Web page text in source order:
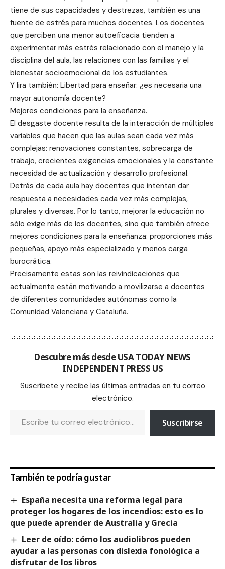
tiene de sus capacidades y destrezas, también es una
fuente de estrés para muchos docentes. Los docentes
que perciben una menor autoeficacia tienden a
experimentar más estrés relacionado con el manejo y la
disciplina del aula, las relaciones con las familias y el
bienestar socioemocional de los estudiantes.
Y lira también: Libertad para enseñar: ¿es necesaria una
mayor autonomía docente?
Mejores condiciones para la enseñanza.
El desgaste docente resulta de la interacción de múltiples
variables que hacen que las aulas sean cada vez más
complejas: renovaciones constantes, sobrecarga de
trabajo, crecientes exigencias emocionales y la constante
necesidad de actualización y desarrollo profesional.
Detrás de cada aula hay docentes que intentan dar
respuesta a necesidades cada vez más complejas,
plurales y diversas. Por lo tanto, mejorar la educación no
sólo exige más de los docentes, sino que también ofrece
mejores condiciones para la enseñanza: proporciones más
pequeñas, apoyo más especializado y menos carga
burocrática.
Precisamente estas son las reivindicaciones que
actualmente están motivando a movilizarse a docentes
de diferentes comunidades autónomas como la
Comunidad Valenciana y Cataluña.
Descubre más desde USA TODAY NEWS
INDEPENDENT PRESS US
Suscríbete y recibe las últimas entradas en tu correo
electrónico.
Suscribirse
También te podría gustar
España necesita una reforma legal para
proteger los hogares de los incendios: esto es lo
que puede aprender de Australia y Grecia
Leer de oído: cómo los audiolibros pueden
ayudar a las personas con dislexia fonológica a
disfrutar de los libros